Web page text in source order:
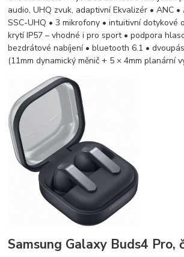
audio, UHQ zvuk, adaptivní Ekvalizér • ANC •
SSC-UHQ • 3 mikrofony • intuitivní dotykové
krytí IP57 – vhodné i pro sport • podpora
bezdrátové nabíjení • bluetooth 6.1 •
(11mm dynamický měnič + 5 × 4mm planární
Samsung Galaxy Buds4 Pro,